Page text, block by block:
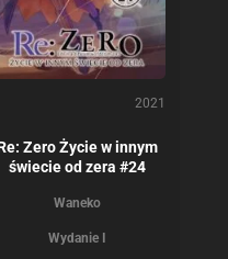
2021
Zero Życie w innym
świecie od zera #24
Waneko
Wydanie I